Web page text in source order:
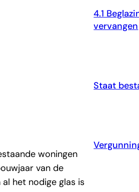
woningen
van de
het nodige glas is
4.1
vervangen
Staat